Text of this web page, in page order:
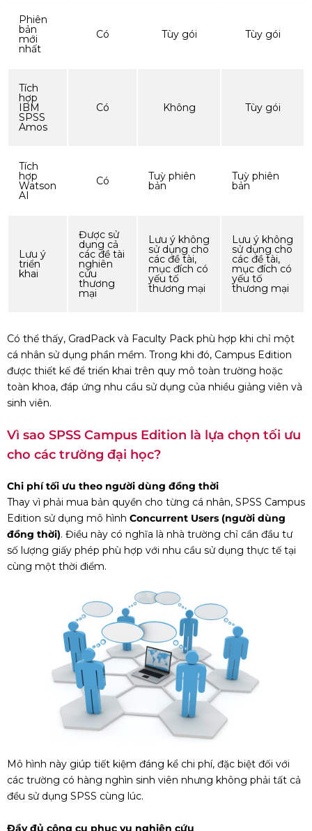
Phiên
bản
mới
nhất
Có Tùy gói Tùy gói
Tích
hợp
IBM
SPSS
Amos
Có Không Tùy gói
Tích
hợp
Watson
AI
Có Tuỳ phiên
bản
Tuỳ phiên
bản
Lưu ý
triển
khai
Được sử
dụng cả
các đề tài
nghiên
cứu
thương
mại
Lưu ý không
sử dụng cho
các đề tài,
mục đích có
yếu tố
thương mại
Lưu ý không
sử dụng cho
các đề tài,
mục đích có
yếu tố
thương mại
Có thể thấy, GradPack và Faculty Pack phù hợp khi chỉ một
cá nhân sử dụng phần mềm. Trong khi đó, Campus Edition
được thiết kế để triển khai trên quy mô toàn trường hoặc
toàn khoa, đáp ứng nhu cầu sử dụng của nhiều giảng viên và
sinh viên.
Vì sao SPSS Campus Edition là lựa chọn tối ưu
cho các trường đại học?
Chi phí tối ưu theo người dùng đồng thời
Thay vì phải mua bản quyền cho từng cá nhân, SPSS Campus
Edition sử dụng mô hình Concurrent Users (người dùng
đồng thời). Điều này có nghĩa là nhà trường chỉ cần đầu tư
số lượng giấy phép phù hợp với nhu cầu sử dụng thực tế tại
cùng một thời điểm.
Mô hình này giúp tiết kiệm đáng kể chi phí, đặc biệt đối với
các trường có hàng nghìn sinh viên nhưng không phải tất cả
đều sử dụng SPSS cùng lúc.
Đầy đủ công cụ phục vụ nghiên cứu